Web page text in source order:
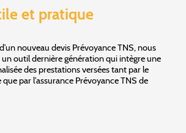
et pratique
nouveau devis Prévoyance TNS, nous
outil dernière génération qui intègre une
des prestations versées tant par le
par l’assurance Prévoyance TNS de